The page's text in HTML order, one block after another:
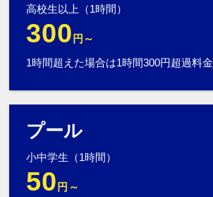
高校生以上（1時間）
300 円～
1時間超えた場合は1時間300円超過料金
プール
小中学生（1時間）
50 円～